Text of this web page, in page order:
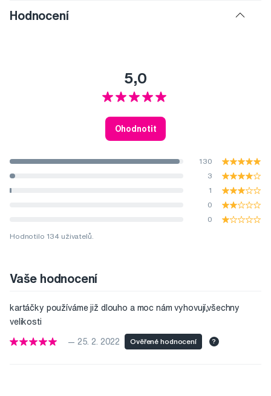
Hodnocení
5,0
Ohodnotit
130
3
1
0
0
Hodnotilo 134 uživatelů.
Vaše hodnocení
kartáčky používáme již dlouho a moc nám vyhovují,všechny
velikosti
— 25. 2. 2022 Ověřené hodnocení ?